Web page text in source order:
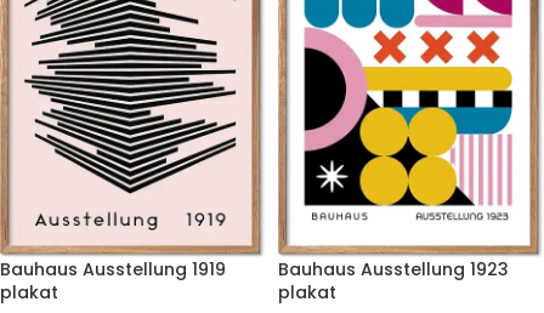
Bauhaus Ausstellung 1919
plakat
Bauhaus Ausstellung 1923
plakat